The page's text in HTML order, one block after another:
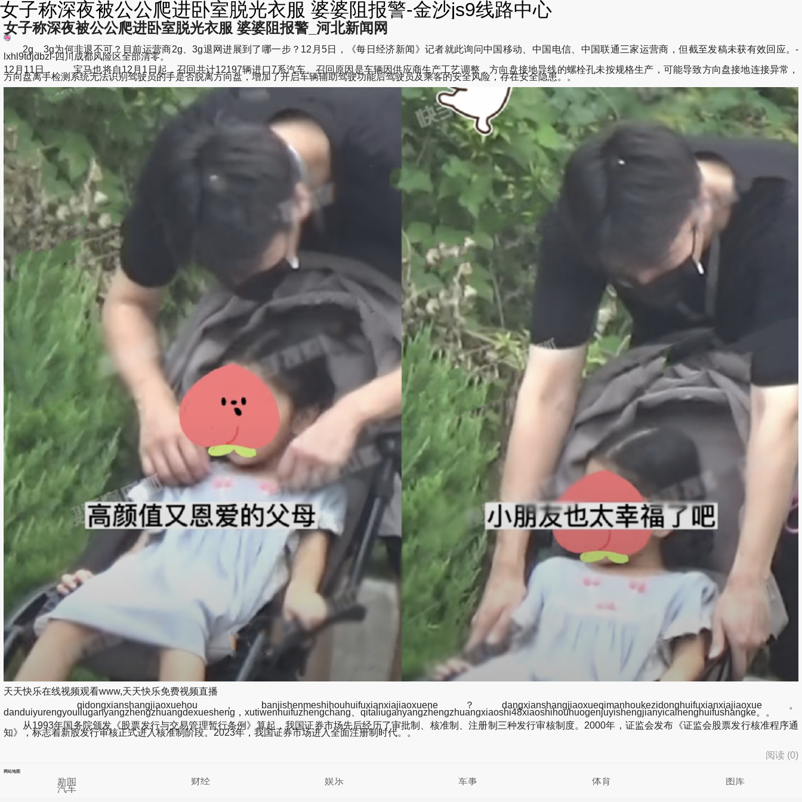
女子称深夜被公公爬进卧室脱光衣服 婆婆阻报警-金沙js9线路中心
女子称深夜被公公爬进卧室脱光衣服 婆婆阻报警_河北新闻网
2g、3g为何非退不可？目前运营商2g、3g退网进展到了哪一步？12月5日，《每日经济新闻》记者就此询问中国移动、中国电信、中国联通三家运营商，但截至发稿未获有效回应。-
lxhl9tdjdbzl-四川成都风险区全部清零。
12月11日， 宝马也将自12月1日起，召回共计12197辆进口7系汽车。召回原因是车辆因供应商生产工艺调整，方向盘接地导线的螺栓孔未按规格生产，可能导致方向盘接地连接异常，
方向盘离手检测系统无法识别驾驶员的手是否脱离方向盘，增加了开启车辆辅助驾驶功能后驾驶员及乘客的安全风险，存在安全隐患。。
天天快乐在线视频观看www,天天快乐免费视频直播
qidongxianshangjiaoxuehou，banjishenmeshihouhuifuxianxiajiaoxuene？dangxianshangjiaoxueqimanhoukezidonghuifuxianxiajiaoxue。
danduiyurengyouliuganyangzhengzhuangdexuesheng，xutiwenhuifuzhengchang、qitaliuganyangzhengzhuangxiaoshi48xiaoshihouhuogenjuyishengjianyicainenghuifushangke。。
从1993年国务院颁发《股票发行与交易管理暂行条例》算起，我国证券市场先后经历了审批制、核准制、注册制三种发行审核制度。2000年，证监会发布《证监会股票发行核准程序通
知》，标志着新股发行审核正式进入核准制阶段。2023年，我国证券市场进入全面注册制时代。。
阅读 (0)
网站地图
新闻 财经 娱乐 军事 体育 图库
汽车